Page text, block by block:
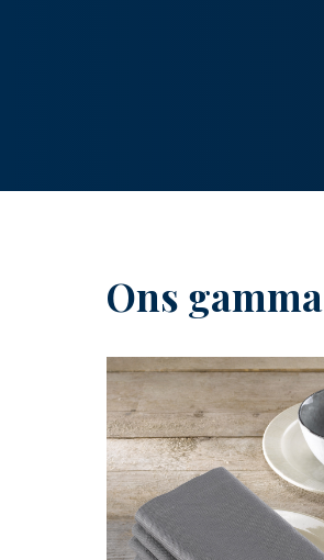
Ons gamma